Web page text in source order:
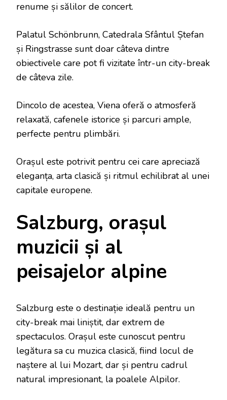
renume și sălilor de concert.
Palatul Schönbrunn, Catedrala Sfântul Ștefan
și Ringstrasse sunt doar câteva dintre
obiectivele care pot fi vizitate într-un city-break
de câteva zile.
Dincolo de acestea, Viena oferă o atmosferă
relaxată, cafenele istorice și parcuri ample,
perfecte pentru plimbări.
Orașul este potrivit pentru cei care apreciază
eleganța, arta clasică și ritmul echilibrat al unei
capitale europene.
Salzburg, orașul
muzicii și al
peisajelor alpine
Salzburg este o destinație ideală pentru un
city-break mai liniștit, dar extrem de
spectaculos. Orașul este cunoscut pentru
legătura sa cu muzica clasică, fiind locul de
naștere al lui Mozart, dar și pentru cadrul
natural impresionant, la poalele Alpilor.